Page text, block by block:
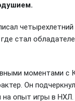
стал
моментами с
Он
на опыт игры в НХЛ.